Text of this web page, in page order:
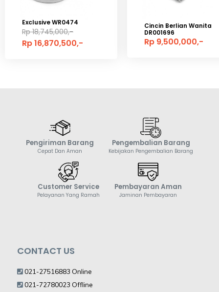
Exclusive WR0474
Rp 18,745,000,-
Rp 16,870,500,-
Cincin Berlian Wanita
DR001696
Rp 9,500,000,-
Pengiriman Barang
Cepat Dan Aman
Pengembalian Barang
Kebijakan Pengembalian Barang
Customer Service
Pelayanan Yang Ramah
Pembayaran Aman
Jaminan Pembayaran
CONTACT US
021-27516883 Online
021-72780023 Offline